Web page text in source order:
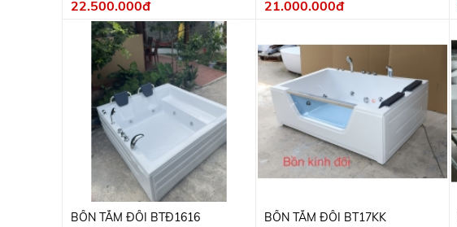
22.500.000đ 21.000.000đ
BỒN TẮM ĐÔI BTĐ1616 BỒN TẮM ĐÔI BT17KK